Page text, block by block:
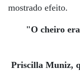
mostrado efeito.
"O cheiro
Priscilla Muniz,